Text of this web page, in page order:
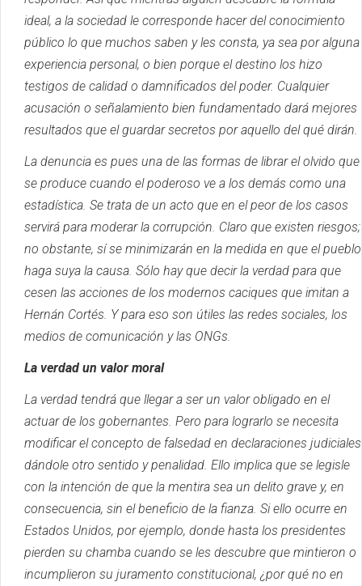
ideal, a la sociedad le corresponde hacer del conocimiento
público lo que muchos saben y les consta, ya sea por alguna
experiencia personal, o bien porque el destino los hizo
testigos de calidad o damnificados del poder. Cualquier
acusación o señalamiento bien fundamentado dará mejores
resultados que el guardar secretos por aquello del qué dirán.
La denuncia es pues una de las formas de librar el olvido que
se produce cuando el poderoso ve a los demás como una
estadística. Se trata de un acto que en el peor de los casos
servirá para moderar la corrupción. Claro que existen riesgos;
no obstante, sí se minimizarán en la medida en que el pueblo
haga suya la causa. Sólo hay que decir la verdad para que
cesen las acciones de los modernos caciques que imitan a
Hernán Cortés. Y para eso son útiles las redes sociales, los
medios de comunicación y las ONGs.
La verdad un valor moral
La verdad tendrá que llegar a ser un valor obligado en el
actuar de los gobernantes. Pero para lograrlo se necesita
modificar el concepto de falsedad en declaraciones judiciales
dándole otro sentido y penalidad. Ello implica que se legisle
con la intención de que la mentira sea un delito grave y, en
consecuencia, sin el beneficio de la fianza. Si ello ocurre en
Estados Unidos, por ejemplo, donde hasta los presidentes
pierden su chamba cuando se les descubre que mintieron o
incumplieron su juramento constitucional, ¿por qué no en